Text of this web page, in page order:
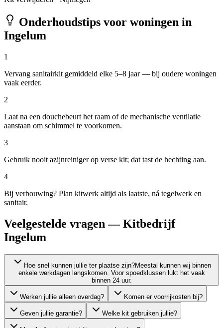
Onderhoudstips voor woningen in
Ingelum
1
Vervang sanitairkit gemiddeld elke 5–8 jaar — bij oudere woningen
vaak eerder.
2
Laat na een douchebeurt het raam of de mechanische ventilatie
aanstaan om schimmel te voorkomen.
3
Gebruik nooit azijnreiniger op verse kit; dat tast de hechting aan.
4
Bij verbouwing? Plan kitwerk altijd als laatste, ná tegelwerk en
sanitair.
Veelgestelde vragen — Kitbedrijf
Ingelum
Hoe snel kunnen jullie ter plaatse zijn?Meestal kunnen wij binnen
enkele werkdagen langskomen. Voor spoedklussen lukt het vaak
binnen 24 uur.
Werken jullie alleen overdag? Komen er voorrijkosten bij?
Geven jullie garantie? Welke kit gebruiken jullie?